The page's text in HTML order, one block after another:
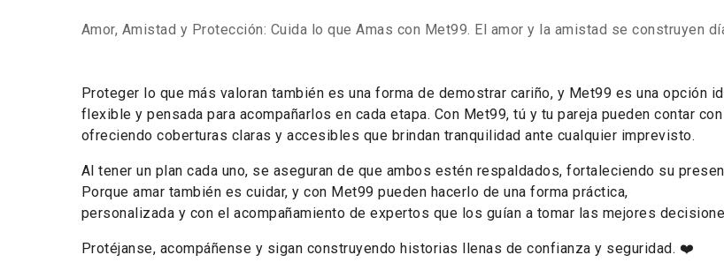
Amor, Amistad y Protección: Cuida lo que Amas con Met99. El amor y la amistad se construyen
Proteger lo que más valoran también es una forma de demostrar cariño, y Met99 es una opción
flexible y pensada para acompañarlos en cada etapa. Con Met99, tú y tu pareja pueden contar
ofreciendo coberturas claras y accesibles que brindan tranquilidad ante cualquier imprevisto.
Al tener un plan cada uno, se aseguran de que ambos estén respaldados, fortaleciendo su
Porque amar también es cuidar, y con Met99 pueden hacerlo de una forma práctica,
personalizada y con el acompañamiento de expertos que los guían a tomar las mejores
Protéjanse, acompáñense y sigan construyendo historias llenas de confianza y seguridad. ❤️